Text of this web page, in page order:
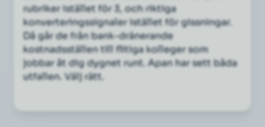
rubriker istället för 3, och riktiga
konverteringssignaler istället för gissningar.
Då går de från bank-dränerande
kostnadsställen till flitiga kolleger som
jobbar åt dig dygnet runt. Apan har sett båda
utfallen. Välj rätt.